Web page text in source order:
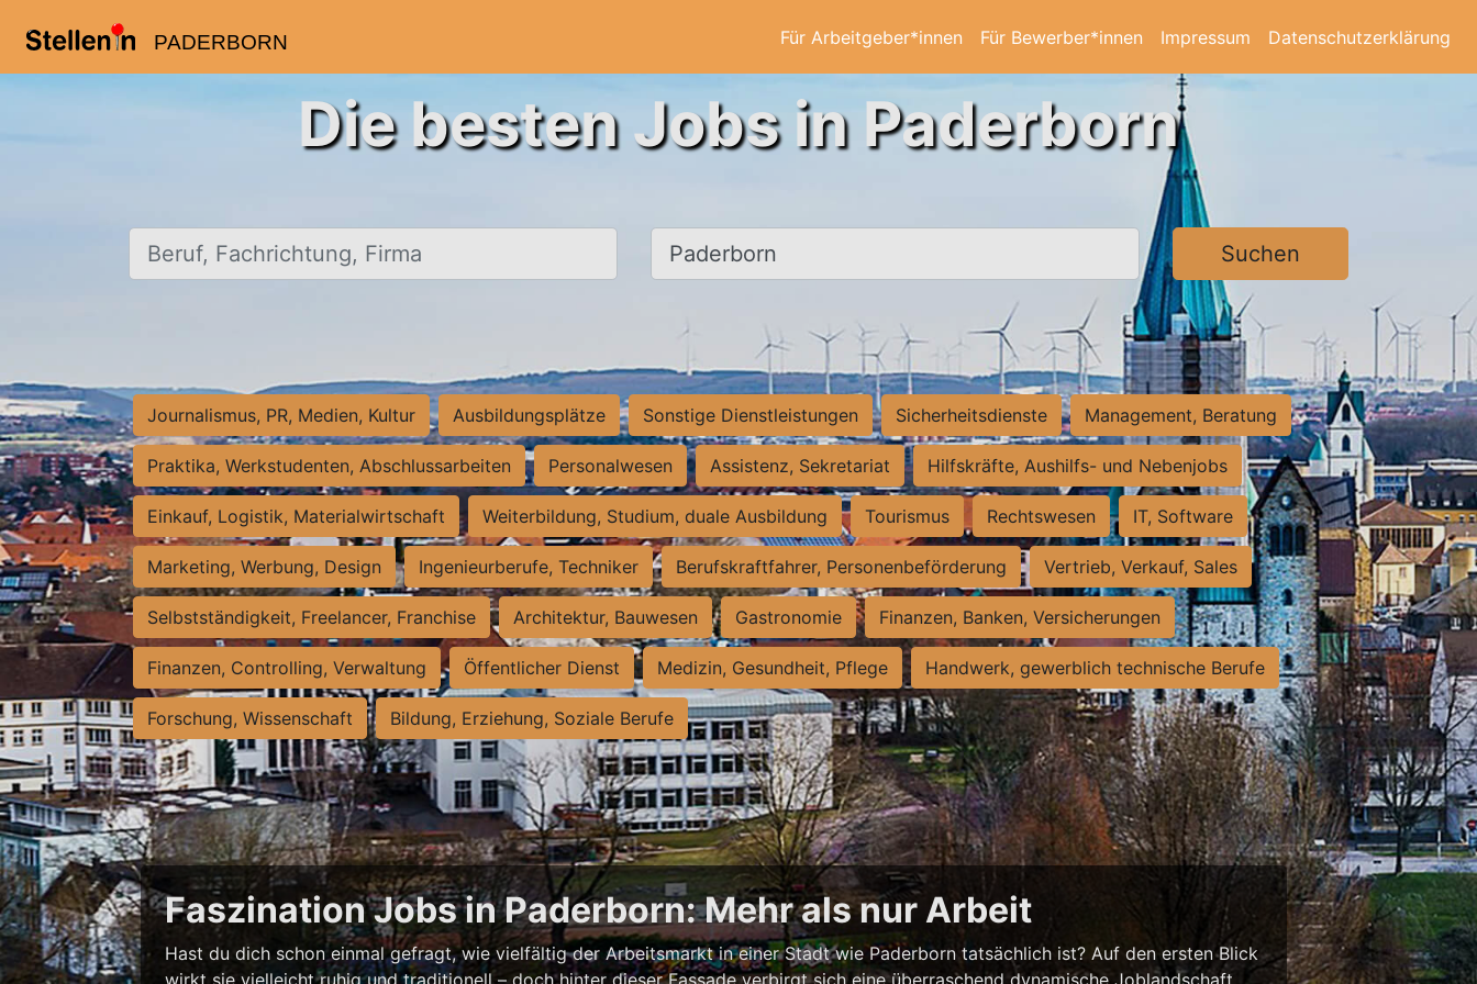
PADERBORN Für Arbeitgeber*innen Für Bewerber*innen Impressum Datenschutzerklärung
Die besten Jobs in Paderborn
Beruf, Fachrichtung, Firma Ort, Stadt Suchen
Journalismus, PR, Medien, Kultur Ausbildungsplätze Sonstige Dienstleistungen Sicherheitsdienste Management, Beratung
Praktika, Werkstudenten, Abschlussarbeiten Personalwesen Assistenz, Sekretariat Hilfskräfte, Aushilfs- und Nebenjobs
Einkauf, Logistik, Materialwirtschaft Weiterbildung, Studium, duale Ausbildung Tourismus Rechtswesen IT, Software
Marketing, Werbung, Design Ingenieurberufe, Techniker Berufskraftfahrer, Personenbeförderung Vertrieb, Verkauf, Sales
Selbstständigkeit, Freelancer, Franchise Architektur, Bauwesen Gastronomie Finanzen, Banken, Versicherungen
Finanzen, Controlling, Verwaltung Öffentlicher Dienst Medizin, Gesundheit, Pflege Handwerk, gewerblich technische Berufe
Forschung, Wissenschaft Bildung, Erziehung, Soziale Berufe
Faszination Jobs in Paderborn: Mehr als nur Arbeit
Hast du dich schon einmal gefragt, wie vielfältig der Arbeitsmarkt in einer Stadt wie Paderborn tatsächlich ist? Auf den ersten Blick